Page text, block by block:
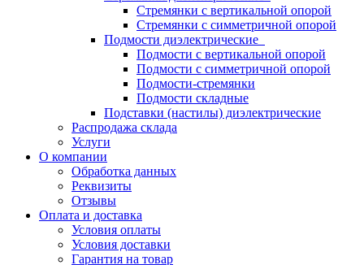
Стремянки с вертикальной опорой
Стремянки с симметричной опорой
Подмости диэлектрические
Подмости с вертикальной опорой
Подмости с симметричной опорой
Подмости-стремянки
Подмости складные
Подставки (настилы) диэлектрические
Распродажа склада
Услуги
О компании
Обработка данных
Реквизиты
Отзывы
Оплата и доставка
Условия оплаты
Условия доставки
Гарантия на товар